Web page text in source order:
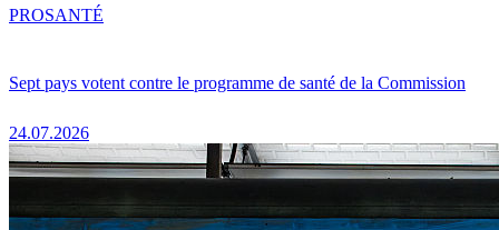
Sept pays votent contre le programme de santé de la Commission
24.07.2026
PROSANTÉ